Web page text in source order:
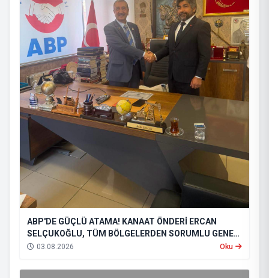
ABP'DE GÜÇLÜ ATAMA! KANAAT ÖNDERİ ERCAN
SELÇUKOĞLU, TÜM BÖLGELERDEN SORUMLU GENEL
BAŞKAN YARDIMCISI OLDU
03.08.2026 Oku